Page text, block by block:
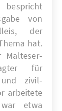
bespricht
von
der
hat.
für
und zivil-
arbeitete
etwa